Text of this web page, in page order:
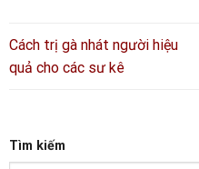
Cách trị gà nhát người hiệu
quả cho các sư kê
Tìm kiếm